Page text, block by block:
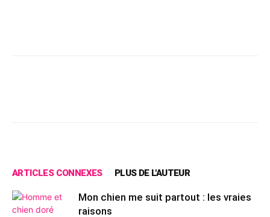
ARTICLES CONNEXES PLUS DE L'AUTEUR
Mon chien me suit partout : les vraies
raisons